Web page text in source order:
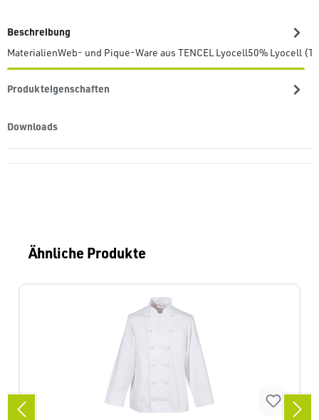
Beschreibung
MaterialienWeb- und Pique-Ware aus TENCEL Lyocell50% Lyocell
Produkteigenschaften
Downloads
Produktgalerie überspringen
Ähnliche Produkte